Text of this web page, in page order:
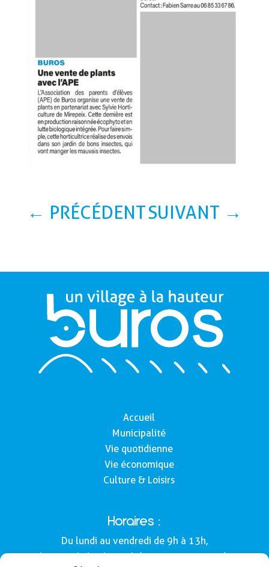
← PRÉCÉDENTSUIVANT →
Accueil
Municipalité
Vie quotidienne
Vie économique
Culture & Loisirs
Horaires :
Du lundi au vendredi de 9h à 13h,
le samedi de 9h à 12h (Semaines impaires).